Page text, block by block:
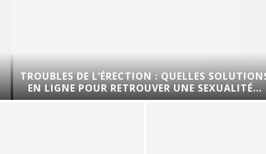
TROUBLES DE L’ÉRECTION : QUELLES SOLUTIONS
EN LIGNE POUR RETROUVER UNE SEXUALITÉ...